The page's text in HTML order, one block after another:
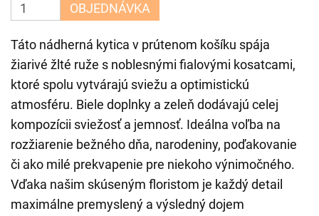
OBJEDNÁVKA
Táto nádherná kytica v prútenom košíku spája
žiarivé žlté ruže s noblesnými fialovými kosatcami,
ktoré spolu vytvárajú sviežu a optimistickú
atmosféru. Biele doplnky a zeleň dodávajú celej
kompozícii sviežosť a jemnosť. Ideálna voľba na
rozžiarenie bežného dňa, narodeniny, poďakovanie
či ako milé prekvapenie pre niekoho výnimočného.
Vďaka našim skúseným floristom je každý detail
maximálne premyslený a výsledný dojem